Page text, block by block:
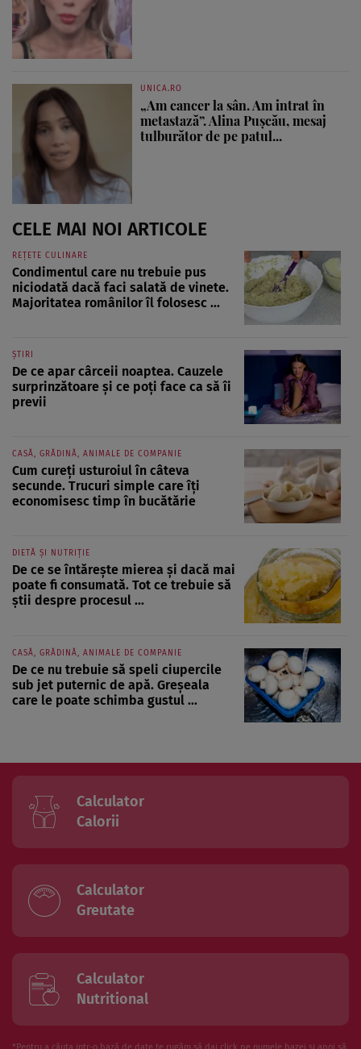
UNICA.RO
„Am cancer la sân. Am intrat în
metastază”. Alina Pușcău, mesaj
tulburător de pe patul...
CELE MAI NOI ARTICOLE
REȚETE CULINARE
Condimentul care nu trebuie pus
niciodată dacă faci salată de vinete.
Majoritatea românilor îl folosesc ...
ȘTIRI
De ce apar cârceii noaptea. Cauzele
surprinzătoare și ce poți face ca să îi
previi
CASĂ, GRĂDINĂ, ANIMALE DE COMPANIE
Cum cureți usturoiul în câteva
secunde. Trucuri simple care îți
economisesc timp în bucătărie
DIETĂ ȘI NUTRIȚIE
De ce se întărește mierea și dacă mai
poate fi consumată. Tot ce trebuie să
știi despre procesul ...
CASĂ, GRĂDINĂ, ANIMALE DE COMPANIE
De ce nu trebuie să speli ciupercile
sub jet puternic de apă. Greșeala
care le poate schimba gustul ...
Calculator
Calorii
Calculator
Greutate
Calculator
Nutritional